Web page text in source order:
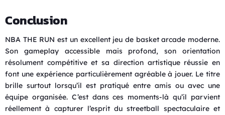
Conclusion
NBA THE RUN est un excellent jeu de basket arcade moderne.
Son gameplay accessible mais profond, son orientation
résolument compétitive et sa direction artistique réussie en
font une expérience particulièrement agréable à jouer. Le titre
brille surtout lorsqu’il est pratiqué entre amis ou avec une
équipe organisée. C’est dans ces moments-là qu’il parvient
réellement à capturer l’esprit du streetball spectaculaire et